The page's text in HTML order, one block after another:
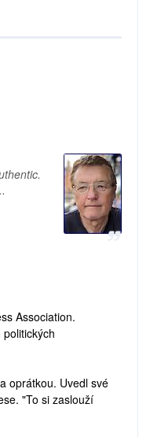
Association.
oprátkou. Uvedl své
"To si zaslouží